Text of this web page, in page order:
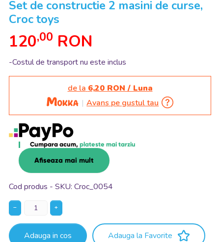
Set de constructie 2 masini de curse,
Croc toys
120,00 RON
-Costul de transport nu este inclus
de la 6,20 RON / Luna
Avans pe gustul tau
Cumpara acum, plateste mai tarziu
Afiseaza mai mult
Cod produs - SKU Croc_0054
− +
Adauga in cos Adauga la Favorite